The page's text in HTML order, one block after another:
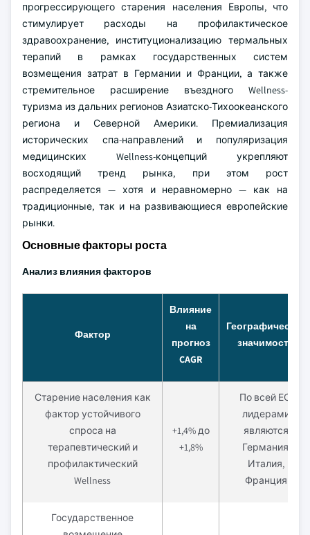
прогрессирующего старения населения Европы, что
стимулирует расходы на профилактическое
здравоохранение, институционализацию термальных
терапий в рамках государственных систем
возмещения затрат в Германии и Франции, а также
стремительное расширение въездного Wellness-
туризма из дальних регионов Азиатско-Тихоокеанского
региона и Северной Америки. Премиализация
исторических спа-направлений и популяризация
медицинских Wellness-концепций укрепляют
восходящий тренд рынка, при этом рост
распределяется — хотя и неравномерно — как на
традиционные, так и на развивающиеся европейские
рынки.
Основные факторы роста
Анализ влияния факторов
Фактор
Влияние
на
прогноз
CAGR
Географическая
значимость
Старение населения как
фактор устойчивого
спроса на
терапевтический и
профилактический
Wellness
+1,4% до
+1,8%
По всей ЕС;
лидерами
являются
Германия,
Италия,
Франция
Государственное